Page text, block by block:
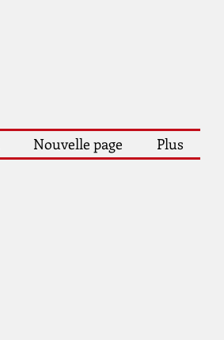
Nouvelle page Plus